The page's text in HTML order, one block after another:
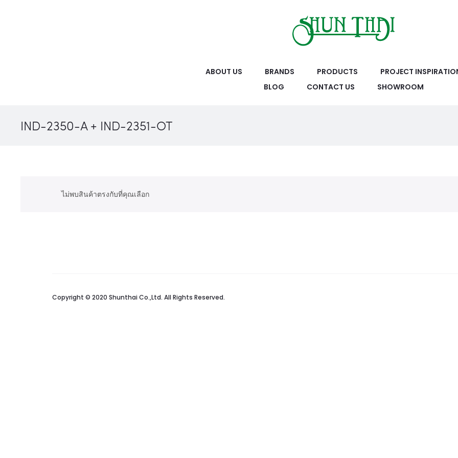
ABOUT US BRANDS PRODUCTS
PROJECT
BLOG
CONTACT US SHOWROOM
IND-2350-A + IND-2351-OT
ไม่พบสินค้าตรงกับที่คุณเลือก
Copyright © 2020 Shunthai Co.,Ltd. All Rights Reserved.